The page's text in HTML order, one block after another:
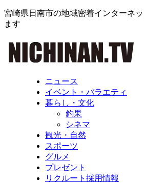
宮崎県日南市の地域密着インターネ
ます
ニュース
イベント・バラエティ
暮らし・文化
釣果
シネマ
観光・自然
スポーツ
グルメ
プレゼント
リクルート採用情報